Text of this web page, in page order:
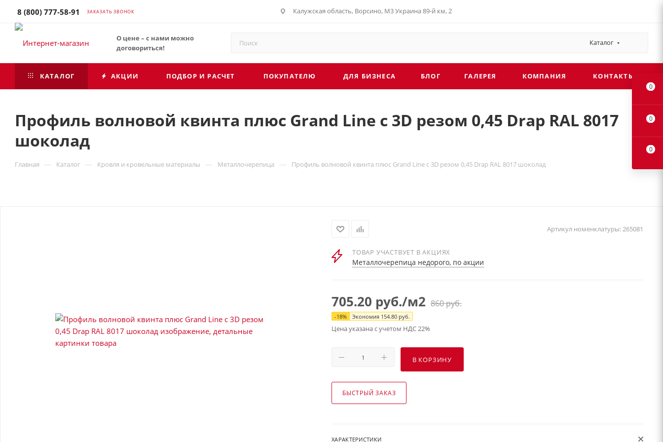
8 (800) 777-58-91 ЗАКАЗАТЬ ЗВОНОК Калужская область, Ворсино, М3 Украина 89-й км, 2
О цене – с нами можно
договориться!
Каталог
КАТАЛОГ АКЦИИ ПОДБОР И РАСЧЕТ ПОКУПАТЕЛЮ ДЛЯ БИЗНЕСА БЛОГ ГАЛЕРЕЯ КОМПАНИЯ КОНТАКТЫ
Профиль волновой квинта плюс Grand Line c 3D резом 0,45 Drap RAL 8017
шоколад
Главная — Каталог — Кровля и кровельные материалы — Металлочерепица — Профиль волновой квинта плюс Grand Line c 3D резом 0,45 Drap RAL 8017 шоколад
Артикул номенклатуры:265081
ТОВАР УЧАСТВУЕТ В АКЦИЯХ
Металлочерепица недорого, по акции
705.20 руб./м2 860руб.
-18% Экономия 154.80 руб.
Цена указана с учетом НДС 22%
В КОРЗИНУ
БЫСТРЫЙ ЗАКАЗ
ХАРАКТЕРИСТИКИ
0
0
0